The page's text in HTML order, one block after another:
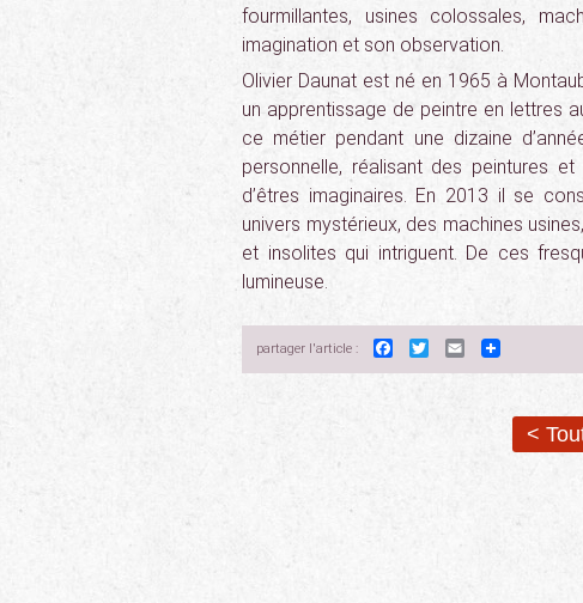
fourmillantes, usines colossales,
imagination et son observation.
Olivier Daunat est né en 1965 à
un apprentissage de peintre en lettres
ce métier pendant une dizaine
personnelle, réalisant des peintures
d’êtres imaginaires. En 2013 il se
univers mystérieux, des machines
et insolites qui intriguent. De ces
lumineuse.
partager l'article : Facebook
TwitterEmail
<